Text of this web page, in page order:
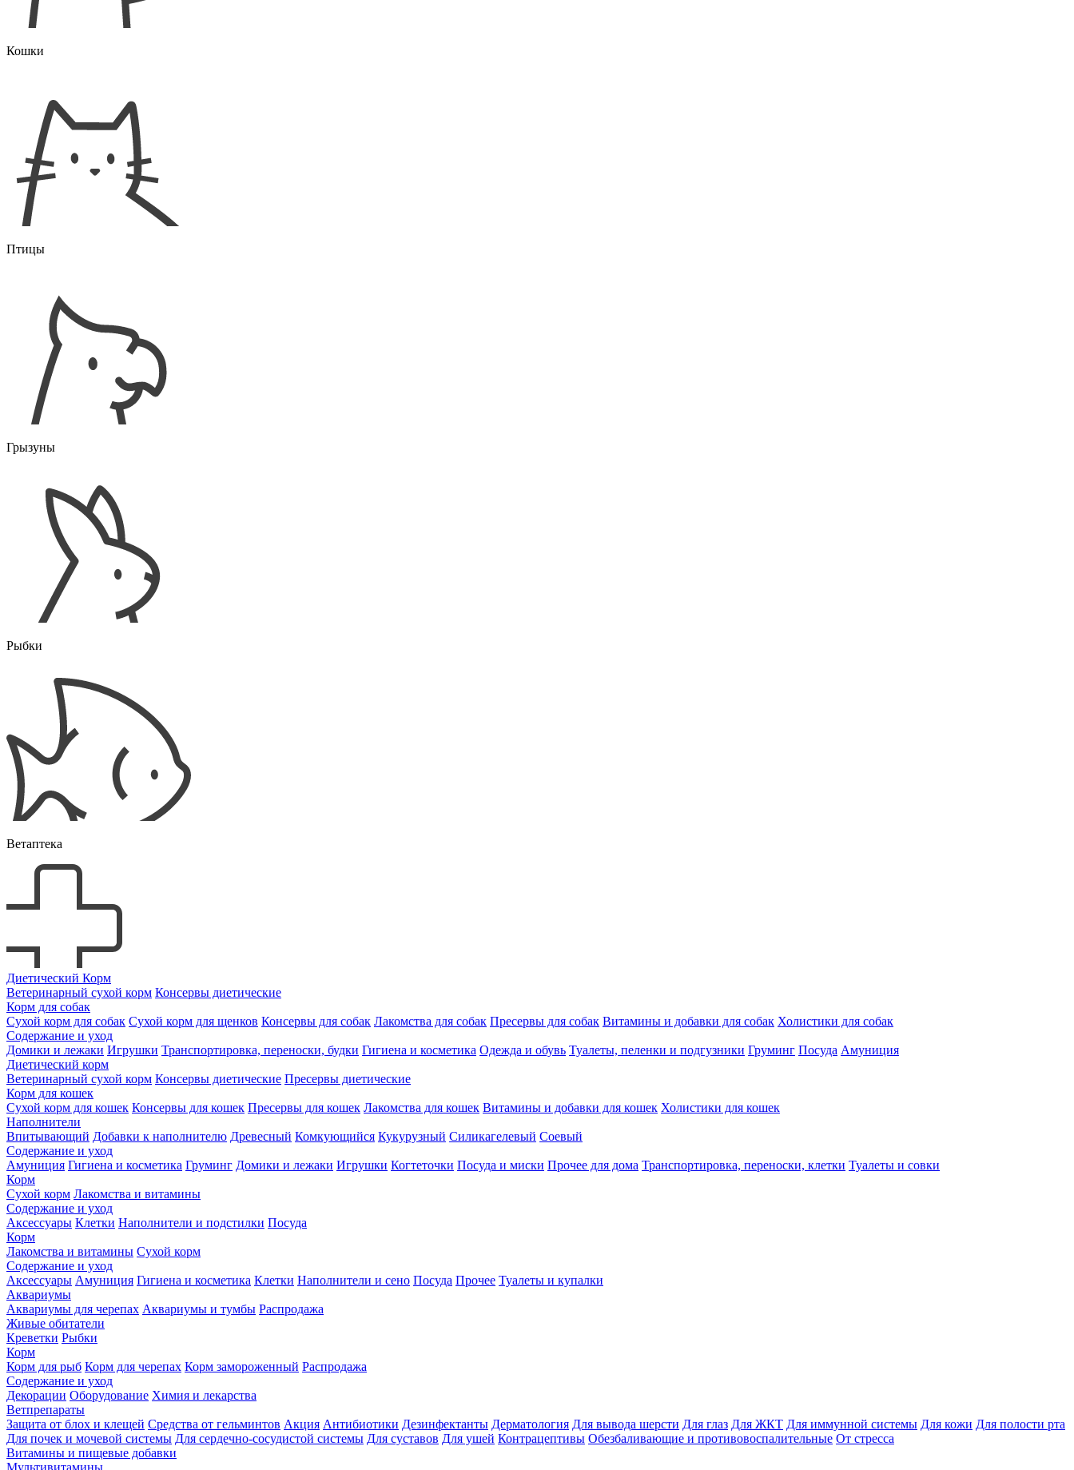
Кошки
Птицы
Грызуны
Рыбки
Ветаптека
Диетический Корм
Ветеринарный сухой корм Консервы диетические
Корм для собак
Сухой корм для собак Сухой корм для щенков Консервы для собак Лакомства для собак Пресервы для собак Витамины и добавки для собак Холистики для собак
Содержание и уход
Домики и лежаки Игрушки Транспортировка, переноски, будки Гигиена и косметика Одежда и обувь Туалеты, пеленки и подгузники Груминг Посуда Амуниция
Диетический корм
Ветеринарный сухой корм Консервы диетические Пресервы диетические
Корм для кошек
Сухой корм для кошек Консервы для кошек Пресервы для кошек Лакомства для кошек Витамины и добавки для кошек Холистики для кошек
Наполнители
Впитывающий Добавки к наполнителю Древесный Комкующийся Кукурузный Силикагелевый Соевый
Содержание и уход
Амуниция Гигиена и косметика Груминг Домики и лежаки Игрушки Когтеточки Посуда и миски Прочее для дома Транспортировка, переноски, клетки Туалеты и совки
Корм
Сухой корм Лакомства и витамины
Содержание и уход
Аксессуары Клетки Наполнители и подстилки Посуда
Корм
Лакомства и витамины Сухой корм
Содержание и уход
Аксессуары Амуниция Гигиена и косметика Клетки Наполнители и сено Посуда Прочее Туалеты и купалки
Аквариумы
Аквариумы для черепах Аквариумы и тумбы Распродажа
Живые обитатели
Креветки Рыбки
Корм
Корм для рыб Корм для черепах Корм замороженный Распродажа
Содержание и уход
Декорации Оборудование Химия и лекарства
Ветпрепараты
Защита от блох и клещей Средства от гельминтов Акция Антибиотики Дезинфектанты Дерматология Для вывода шерсти Для глаз Для ЖКТ Для иммунной системы Для кожи Для полости рта
Для почек и мочевой системы Для сердечно-сосудистой системы Для суставов Для ушей Контрацептивы Обезбаливающие и противовоспалительные От стресса
Витамины и пищевые добавки
Мультивитамины